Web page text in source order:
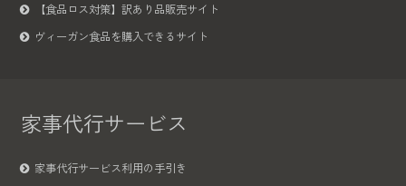
【食品ロス対策】訳あり品販売サイト
ヴィーガン食品を購入できるサイト
家事代行サービス
家事代行サービス利用の手引き